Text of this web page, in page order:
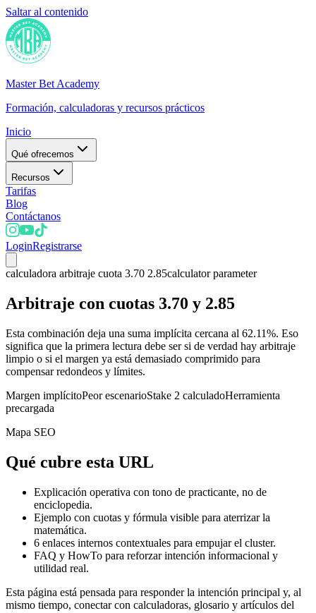
Saltar al contenido
Master Bet Academy
Formación, calculadoras y recursos prácticos
Inicio
Qué ofrecemos
Recursos
Tarifas
Blog
Contáctanos
LoginRegistrarse
calculadora arbitraje cuota 3.70 2.85calculator parameter
Arbitraje con cuotas 3.70 y 2.85
Esta combinación deja una suma implícita cercana al 62.11%. Eso
significa que la primera lectura debe ser si de verdad hay arbitraje
limpio o si el margen ya está demasiado comprimido para
compensar redondeos y límites.
Margen implícitoPeor escenarioStake 2 calculadoHerramienta
precargada
Mapa SEO
Qué cubre esta URL
Explicación operativa con tono de practicante, no de
enciclopedia.
Ejemplo con cuotas y fórmula visible para aterrizar la
matemática.
6 enlaces internos contextuales para empujar el cluster.
FAQ y HowTo para reforzar intención informacional y
utilidad real.
Esta página está pensada para responder la intención principal y, al
mismo tiempo, conectar con calculadoras, glosario y artículos del